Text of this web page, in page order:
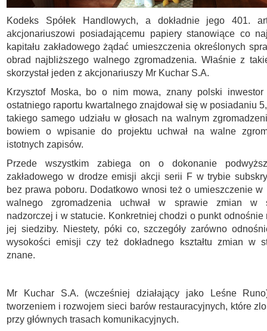
Kodeks Spółek Handlowych, a dokładnie jego 401.
akcjonariuszowi posiadającemu papiery stanowiące co
kapitału zakładowego żądać umieszczenia określonych
obrad najbliższego walnego zgromadzenia. Właśnie z
skorzystał jeden z akcjonariuszy Mr Kuchar S.A.
Krzysztof Moska, bo o nim mowa, znany polski inwestor
ostatniego raportu kwartalnego znajdował się w posiadaniu
takiego samego udziału w głosach na walnym
bowiem o wpisanie do projektu uchwał na walne
istotnych zapisów.
Przede wszystkim zabiega on o dokonanie
zakładowego w drodze emisji akcji serii F w trybie
bez prawa poboru. Dodatkowo wnosi też o umieszczenie w
walnego zgromadzenia uchwał w sprawie zmian w
nadzorczej i w statucie. Konkretniej chodzi o punkt odnośnie
jej siedziby. Niestety, póki co, szczegóły zarówno
wysokości emisji czy też dokładnego kształtu zmian w
znane.
Mr Kuchar S.A. (wcześniej działający jako Leśne
tworzeniem i rozwojem sieci barów restauracyjnych, które
przy głównych trasach komunikacyjnych.